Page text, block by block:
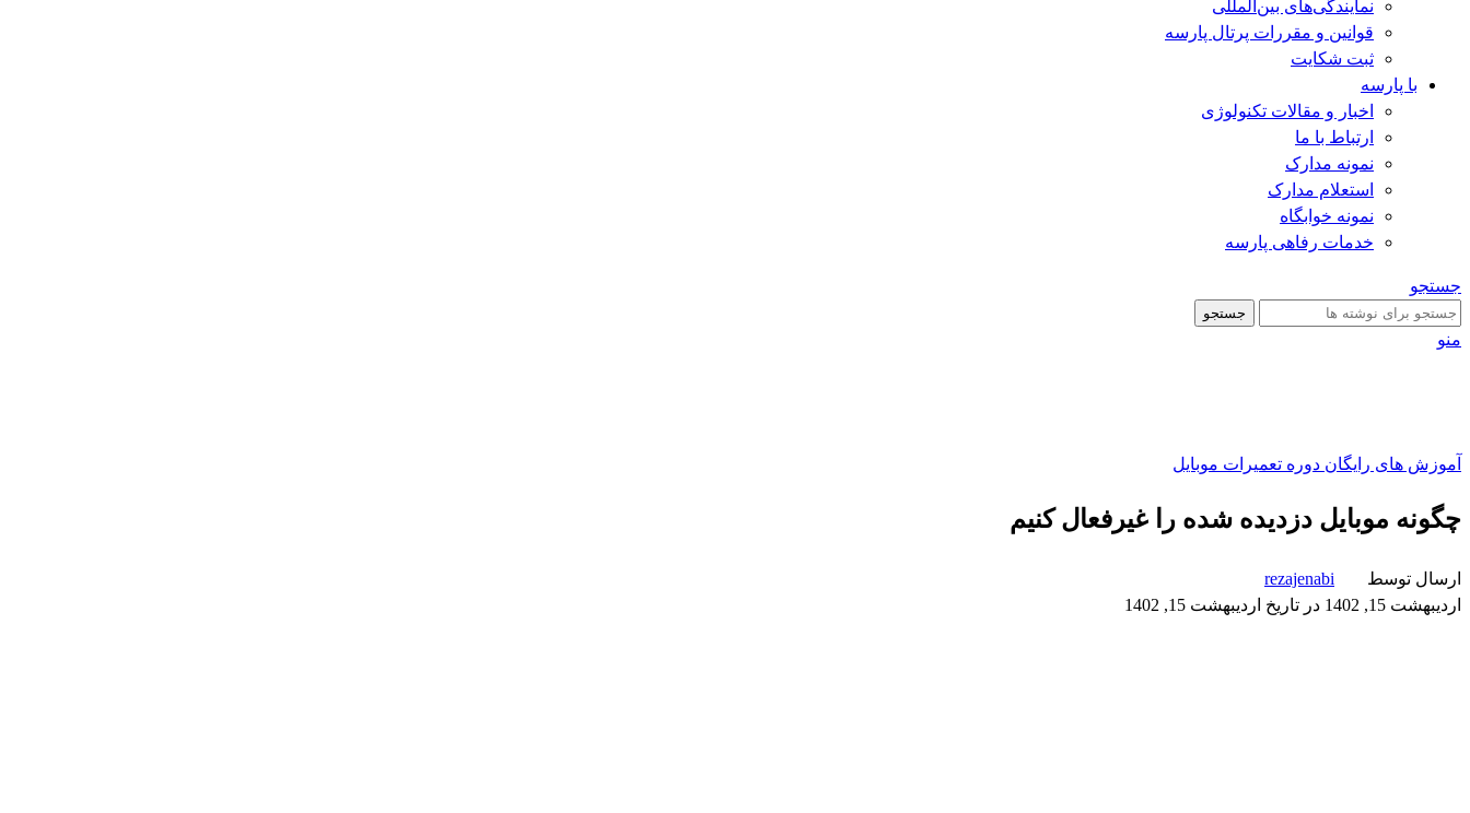
نمایندگی‌های بین‌المللی
قوانین و مقررات پرتال پارسه
ثبت شکایت
با پارسه
اخبار و مقالات تکنولوژی
ارتباط با ما
نمونه مدارک
استعلام مدارک
نمونه خوابگاه
خدمات رفاهی پارسه
جستجو
جستجو
منو
آموزش های رایگان دوره تعمیرات موبایل
چگونه موبایل دزدیده شده را غیرفعال کنیم
ارسال توسط
rezajenabi
اردیبهشت 15, 1402
در تاریخ اردیبهشت 15, 1402